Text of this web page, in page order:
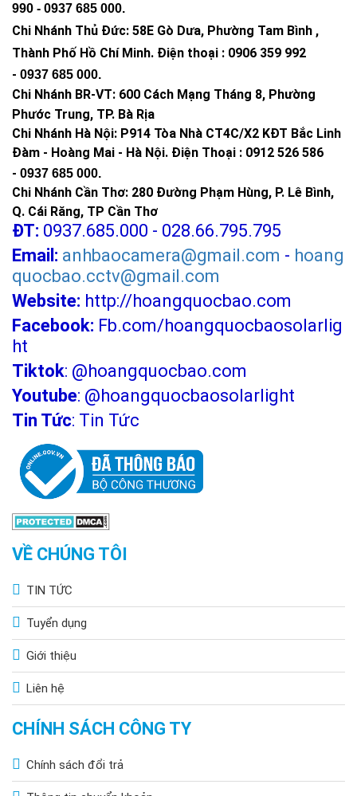
990 - 0937 685 000.
Chi Nhánh Thủ Đức: 58E Gò Dưa, Phường Tam Bình ,
Thành Phố Hồ Chí Minh. Điện thoại : 0906 359 992
- 0937 685 000.
Chi Nhánh BR-VT: 600 Cách Mạng Tháng 8, Phường
Phước Trung, TP. Bà Rịa
Chi Nhánh Hà Nội: P914 Tòa Nhà CT4C/X2 KĐT Bắc Linh
Đàm - Hoàng Mai - Hà Nội. Điện Thoại : 0912 526 586
- 0937 685 000.
Chi Nhánh Cần Thơ: 280 Đường Phạm Hùng, P. Lê Bình,
Q. Cái Răng, TP Cần Thơ
ĐT: 0937.685.000 - 028.66.795.795
Email: anhbaocamera@gmail.com - hoang
quocbao.cctv@gmail.com
Website: http://hoangquocbao.com
Facebook: Fb.com/hoangquocbaosolarlig
ht
Tiktok: @hoangquocbao.com
Youtube: @hoangquocbaosolarlight
Tin Tức: Tin Tức
VỀ CHÚNG TÔI
TIN TỨC
Tuyển dụng
Giới thiệu
Liên hệ
CHÍNH SÁCH CÔNG TY
Chính sách đổi trả